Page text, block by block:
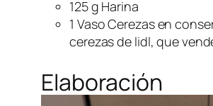
125 g Harina
1 Vaso Cerezas en
cerezas de lidl, que
Elaboración